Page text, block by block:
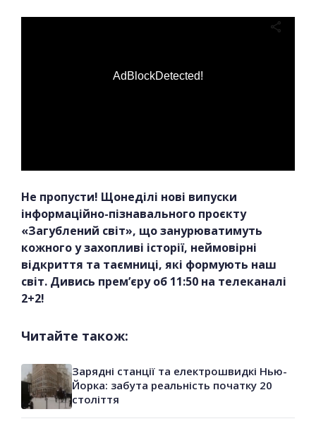
AdBlockDetected!
Не пропусти! Щонеділі нові випуски
інформаційно-пізнавального проєкту
«Загублений світ», що занурюватимуть
кожного у захопливі історії, неймовірні
відкриття та таємниці, які формують наш
світ. Дивись прем’єру об 11:50 на телеканалі
2+2!
Читайте також:
Зарядні станції та електрошвидкі Нью-
Йорка: забута реальність початку 20
століття